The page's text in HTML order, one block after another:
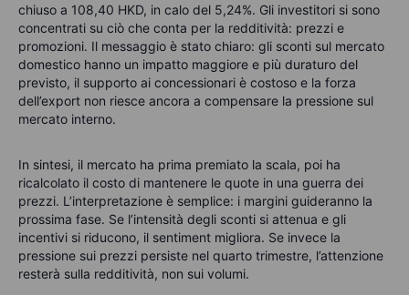
chiuso a 108,40 HKD, in calo del 5,24%. Gli investitori si sono
concentrati su ciò che conta per la redditività: prezzi e
promozioni. Il messaggio è stato chiaro: gli sconti sul mercato
domestico hanno un impatto maggiore e più duraturo del
previsto, il supporto ai concessionari è costoso e la forza
dell’export non riesce ancora a compensare la pressione sul
mercato interno.
In sintesi, il mercato ha prima premiato la scala, poi ha
ricalcolato il costo di mantenere le quote in una guerra dei
prezzi. L’interpretazione è semplice: i margini guideranno la
prossima fase. Se l’intensità degli sconti si attenua e gli
incentivi si riducono, il sentiment migliora. Se invece la
pressione sui prezzi persiste nel quarto trimestre, l’attenzione
resterà sulla redditività, non sui volumi.